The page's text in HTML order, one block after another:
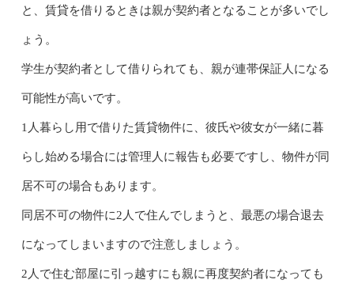
と、賃貸を借りるときは親が契約者となることが多いでし
ょう。
学生が契約者として借りられても、親が連帯保証人になる
可能性が高いです。
1人暮らし用で借りた賃貸物件に、彼氏や彼女が一緒に暮
らし始める場合には管理人に報告も必要ですし、物件が同
居不可の場合もあります。
同居不可の物件に2人で住んでしまうと、最悪の場合退去
になってしまいますので注意しましょう。
2人で住む部屋に引っ越すにも親に再度契約者になっても